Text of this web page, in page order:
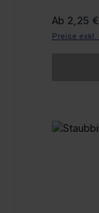
Regulärer
Ab 2,25 €
Preise exkl.